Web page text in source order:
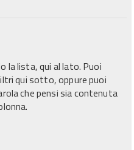
la lista, qui al lato. Puoi
qui sotto, oppure puoi
che pensi sia contenuta